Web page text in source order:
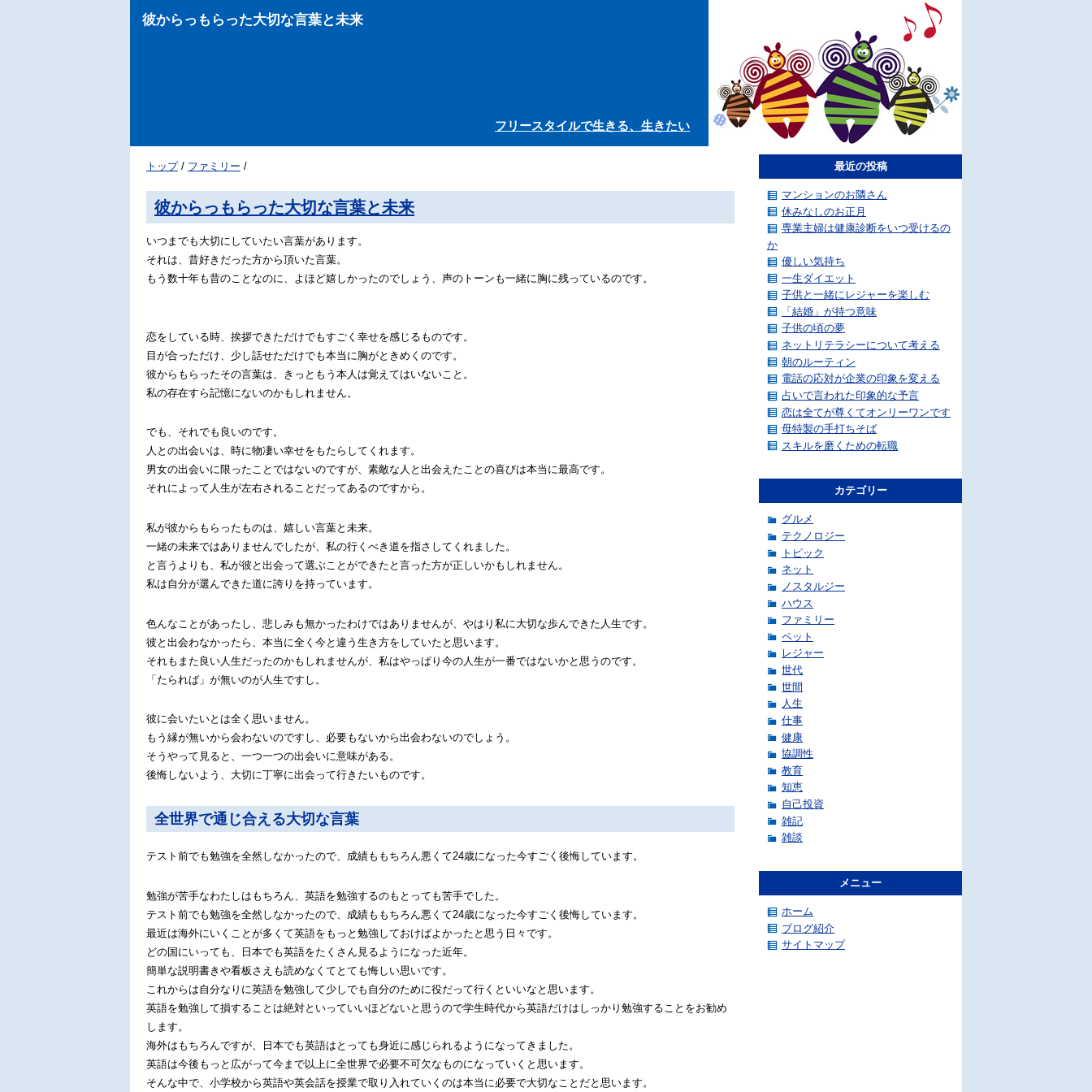
彼からっもらった大切な言葉と未来
フリースタイルで生きる、生きたい
トップ/ ファミリー /
彼からっもらった大切な言葉と未来
いつまでも大切にしていたい言葉があります。
それは、昔好きだった方から頂いた言葉。
もう数十年も昔のことなのに、よほど嬉しかったのでしょう、声のトーンも一緒に胸に残っているのです。
恋をしている時、挨拶できただけでもすごく幸せを感じるものです。
目が合っただけ、少し話せただけでも本当に胸がときめくのです。
彼からもらったその言葉は、きっともう本人は覚えてはいないこと。
私の存在すら記憶にないのかもしれません。
でも、それでも良いのです。
人との出会いは、時に物凄い幸せをもたらしてくれます。
男女の出会いに限ったことではないのですが、素敵な人と出会えたことの喜びは本当に最高です。
それによって人生が左右されることだってあるのですから。
私が彼からもらったものは、嬉しい言葉と未来。
一緒の未来ではありませんでしたが、私の行くべき道を指さしてくれました。
と言うよりも、私が彼と出会って選ぶことができたと言った方が正しいかもしれません。
私は自分が選んできた道に誇りを持っています。
色んなことがあったし、悲しみも無かったわけではありませんが、やはり私に大切な歩んできた人生です。
彼と出会わなかったら、本当に全く今と違う生き方をしていたと思います。
それもまた良い人生だったのかもしれませんが、私はやっぱり今の人生が一番ではないかと思うのです。
「たられば」が無いのが人生ですし。
彼に会いたいとは全く思いません。
もう縁が無いから会わないのですし、必要もないから出会わないのでしょう。
そうやって見ると、一つ一つの出会いに意味がある。
後悔しないよう、大切に丁寧に出会って行きたいものです。
全世界で通じ合える大切な言葉
テスト前でも勉強を全然しなかったので、成績ももちろん悪くて24歳になった今すごく後悔しています。
勉強が苦手なわたしはもちろん、英語を勉強するのもとっても苦手でした。
テスト前でも勉強を全然しなかったので、成績ももちろん悪くて24歳になった今すごく後悔しています。
最近は海外にいくことが多くて英語をもっと勉強しておけばよかったと思う日々です。
どの国にいっても、日本でも英語をたくさん見るようになった近年。
簡単な説明書きや看板さえも読めなくてとても悔しい思いです。
これからは自分なりに英語を勉強して少しでも自分のために役だって行くといいなと思います。
英語を勉強して損することは絶対といっていいほどないと思うので学生時代から英語だけはしっかり勉強することをお勧め
します。
海外はもちろんですが、日本でも英語はとっても身近に感じられるようになってきました。
英語は今後もっと広がって今まで以上に全世界で必要不可欠なものになっていくと思います。
そんな中で、小学校から英語や英会話を授業で取り入れていくのは本当に必要で大切なことだと思います。
最近の投稿
マンションのお隣さん
休みなしのお正月
専業主婦は健康診断をいつ受けるの
か
優しい気持ち
一生ダイエット
子供と一緒にレジャーを楽しむ
「結婚」が持つ意味
子供の頃の夢
ネットリテラシーについて考える
朝のルーティン
電話の応対が企業の印象を変える
占いで言われた印象的な予言
恋は全てが尊くてオンリーワンです
母特製の手打ちそば
スキルを磨くための転職
カテゴリー
グルメ
テクノロジー
トピック
ネット
ノスタルジー
ハウス
ファミリー
ペット
レジャー
世代
世間
人生
仕事
健康
協調性
教育
知恵
自己投資
雑記
雑談
メニュー
ホーム
ブログ紹介
サイトマップ